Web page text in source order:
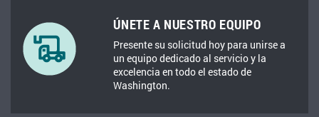
ÚNETE A NUESTRO EQUIPO
Presente su solicitud hoy para unirse a
un equipo dedicado al servicio y la
excelencia en todo el estado de
Washington.